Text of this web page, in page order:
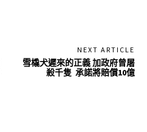
NEXT ARTICLE
雪橇犬遲來的正義 加政府曾屠
殺千隻 承諾將賠償10億